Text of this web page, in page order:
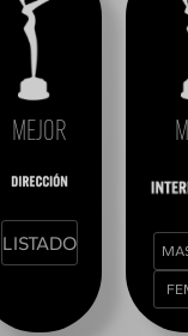
MEJOR
LISTADO